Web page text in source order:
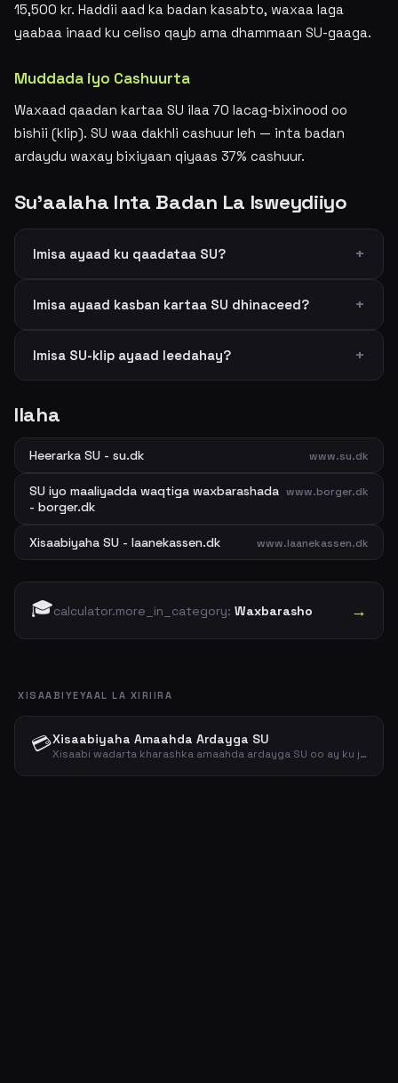
15,500 kr. Haddii aad ka badan kasabto, waxaa laga
yaabaa inaad ku celiso qayb ama dhammaan SU-gaaga.
Muddada iyo Cashuurta
Waxaad qaadan kartaa SU ilaa 70 lacag-bixinood oo
bishii (klip). SU waa dakhli cashuur leh — inta badan
ardaydu waxay bixiyaan qiyaas 37% cashuur.
Su'aalaha Inta Badan La Isweydiiyo
Imisa ayaad ku qaadataa SU?
Imisa ayaad kasban kartaa SU dhinaceed?
Imisa SU-klip ayaad leedahay?
Ilaha
Heerarka SU - su.dk www.su.dk
SU iyo maaliyadda waqtiga waxbarashada
- borger.dk
www.borger.dk
Xisaabiyaha SU - laanekassen.dk www.laanekassen.dk
🎓calculator.more_in_category: Waxbarasho →
XISAABIYEYAAL LA XIRIIRA
💳Xisaabiyaha Amaahda Ardayga SU
Xisaabi wadarta kharashka amaahda ardayga SU oo ay ku jiraan ribada iyo soo celinta.